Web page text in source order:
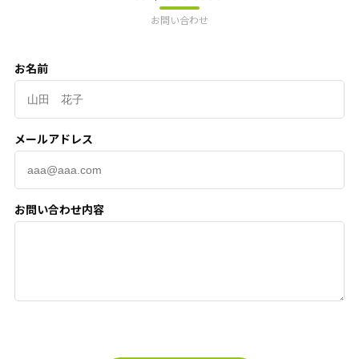
お問い合わせ
お名前
メールアドレス
お問い合わせ内容